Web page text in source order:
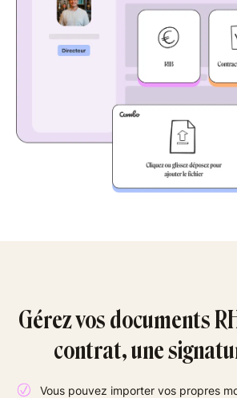
Gérez vos documents
contrat, une
Vous pouvez importer vos propres